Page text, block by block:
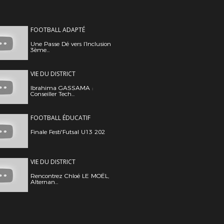
FOOTBALL ADAPTÉ
Une Passe Dé vers l’Inclusion
3ème...
VIE DU DISTRICT
Ibrahima GASSAMA :
Conseiller Tech...
FOOTBALL ÉDUCATIF
Finale Festi'Futsal U13 202
VIE DU DISTRICT
Rencontrez Chloé LE MOËL,
Alternan...